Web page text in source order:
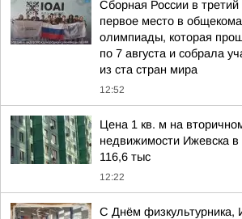
Сборная России в
первое место в
олимпиады, которая
по 7 августа и собрала
из ста стран мира
12:52
Цена 1 кв. м на
недвижимости Ижевска
116,6 тыс
12:22
С Днём физкультурника,